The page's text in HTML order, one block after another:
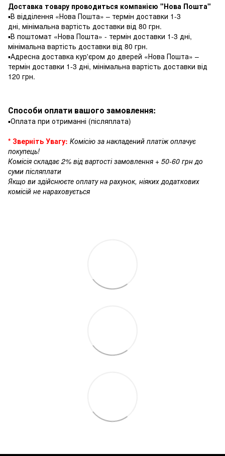
Доставка товару проводиться компанією "Нова Пошта"
▪️В відділення «Нова Пошта» – термін доставки 1-3
дні, мінімальна вартість доставки від 80 грн.
▪️В поштомат «Нова Пошта» - термін доставки 1-3 дні,
мінімальна вартість доставки від 80 грн.
▪️Адресна доставка кур'єром до дверей «Нова Пошта» –
термін доставки 1-3 дні, мінімальна вартість доставки від
120 грн.
Способи оплати вашого замовлення:
▪️Оплата при отриманні (післяплата)
* Зверніть Увагу: Комісію за накладений платіж оплачує
покупець!
Комісія складає 2% від вартості замовлення + 50-60 грн до
суми післяплати
Якщо ви здійснюєте оплату на рахунок, ніяких додаткових
комісій не нараховується